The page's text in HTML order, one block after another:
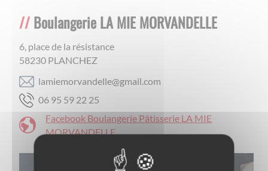
Boulangerie LA MIE MORVANDELLE
6, place de la résistance
58230 PLANCHEZ
moc.liamg@ellednavromeimal
52 22 95 59 60
Facebook Boulangerie Pâtisserie LA MIE
MORVANDELLE